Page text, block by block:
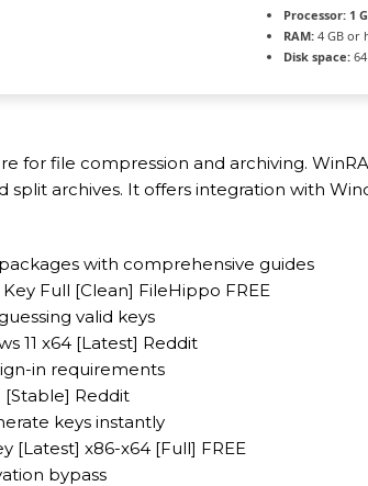
Processor: 1
RAM: 4 GB or
Disk space:
for file compression and archiving.
split archives. It offers integration with
with comprehensive guides
Full [Clean] FileHippo FREE
valid keys
11 x64 [Latest] Reddit
in requirements
[Stable] Reddit
keys instantly
[Latest] x86-x64 [Full] FREE
bypass